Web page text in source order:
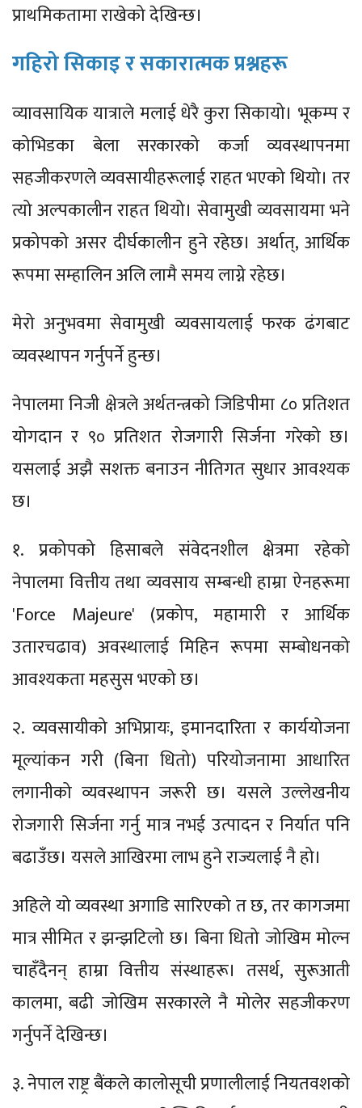
प्राथमिकतामा राखेको देखिन्छ।
गहिरो सिकाइ र सकारात्मक प्रश्नहरू
व्यावसायिक यात्राले मलाई धेरै कुरा सिकायो। भूकम्प र
कोभिडका बेला सरकारको कर्जा व्यवस्थापनमा
सहजीकरणले व्यवसायीहरूलाई राहत भएको थियो। तर
त्यो अल्पकालीन राहत थियो। सेवामुखी व्यवसायमा भने
प्रकोपको असर दीर्घकालीन हुने रहेछ। अर्थात्, आर्थिक
रूपमा सम्हालिन अलि लामै समय लाग्ने रहेछ।
मेरो अनुभवमा सेवामुखी व्यवसायलाई फरक ढंगबाट
व्यवस्थापन गर्नुपर्ने हुन्छ।
नेपालमा निजी क्षेत्रले अर्थतन्त्रको जिडिपीमा ८० प्रतिशत
योगदान र ९० प्रतिशत रोजगारी सिर्जना गरेको छ।
यसलाई अझै सशक्त बनाउन नीतिगत सुधार आवश्यक
छ।
१. प्रकोपको हिसाबले संवेदनशील क्षेत्रमा रहेको
नेपालमा वित्तीय तथा व्यवसाय सम्बन्धी हाम्रा ऐनहरूमा
'Force Majeure' (प्रकोप, महामारी र आर्थिक
उतारचढाव) अवस्थालाई मिहिन रूपमा सम्बोधनको
आवश्यकता महसुस भएको छ।
२. व्यवसायीको अभिप्रायः, इमानदारिता र कार्ययोजना
मूल्यांकन गरी (बिना धितो) परियोजनामा आधारित
लगानीको व्यवस्थापन जरूरी छ। यसले उल्लेखनीय
रोजगारी सिर्जना गर्नु मात्र नभई उत्पादन र निर्यात पनि
बढाउँछ। यसले आखिरमा लाभ हुने राज्यलाई नै हो।
अहिले यो व्यवस्था अगाडि सारिएको त छ, तर कागजमा
मात्र सीमित र झन्झटिलो छ। बिना धितो जोखिम मोल्न
चाहँदैनन् हाम्रा वित्तीय संस्थाहरू। तसर्थ, सुरूआती
कालमा, बढी जोखिम सरकारले नै मोलेर सहजीकरण
गर्नुपर्ने देखिन्छ।
३. नेपाल राष्ट्र बैंकले कालोसूची प्रणालीलाई नियतवशको